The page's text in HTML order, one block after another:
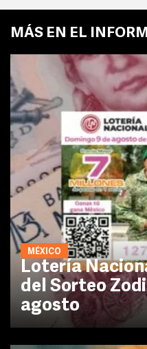
MÁS EN EL
MÉXICO
Lotería
del Sorteo
agosto